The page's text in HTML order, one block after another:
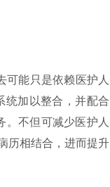
可能只是依赖医护人
统加以整合，并配合
。不但可减少医护人
历相结合，进而提升